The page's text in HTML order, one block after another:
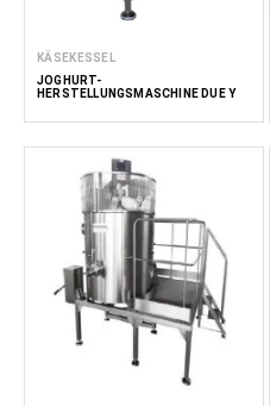
KÄSEKESSEL
JOGHURT-
HERSTELLUNGSMASCHINE DUE Y